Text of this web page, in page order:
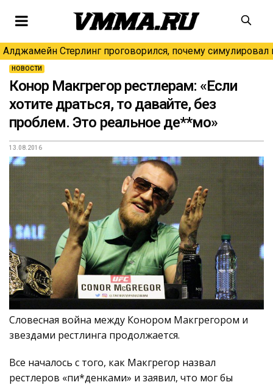
Алджамейн Стерлинг проговорился, почему симулировал
НОВОСТИ
Конор Макгрегор рестлерам: «Если
хотите драться, то давайте, без
проблем. Это реальное де**мо»
13.08.2016
Словесная война между Конором Макгрегором и
звездами рестлинга продолжается.
Все началось с того, как Макгрегор назвал
рестлеров «пи*денками» и заявил, что мог бы